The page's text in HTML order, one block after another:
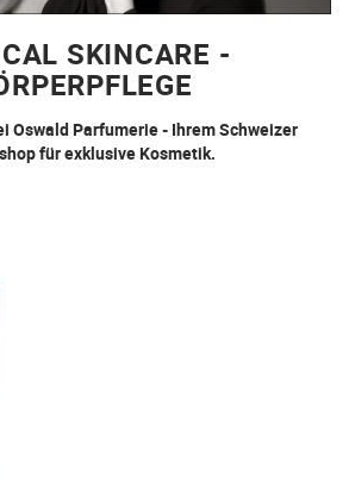
SKINCARE -
Oswald Parfumerie - Ihrem Schweizer
für exklusive Kosmetik.